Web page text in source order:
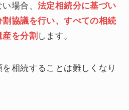
い場合、法定相続分に基づい
協議を行い、すべての相続
を分割 します。
相続することは難しくなり